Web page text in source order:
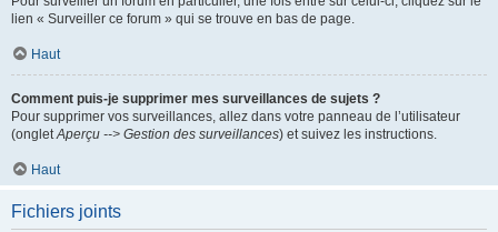
lien « Surveiller ce forum » qui se trouve en bas de page.
Haut
Comment puis-je supprimer mes surveillances de sujets ?
Pour supprimer vos surveillances, allez dans votre panneau de l’utilisateur
(ongletAperçu --> Gestion des surveillances) et suivez les instructions.
Haut
Fichiers joints